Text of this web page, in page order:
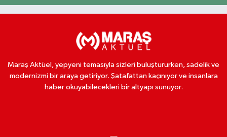
Maraş Aktüel, yepyeni temasıyla sizleri buluştururken, sadelik ve
modernizmi bir araya getiriyor. Şatafattan kaçınıyor ve insanlara
haber okuyabilecekleri bir altyapı sunuyor.